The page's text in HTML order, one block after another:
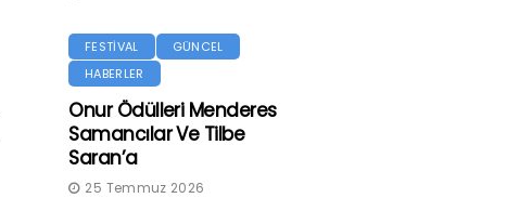
FESTİVAL
GÜNCEL
HABERLER
Onur Ödülleri Menderes
Samancılar Ve Tilbe
Saran’a
25 Temmuz 2026